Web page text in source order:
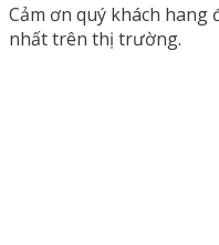
Cảm ơn quý khách
nhất trên thị trường.